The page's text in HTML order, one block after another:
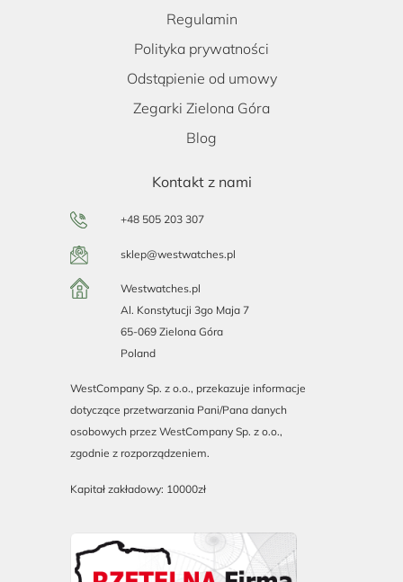
Regulamin
Polityka prywatności
Odstąpienie od umowy
Zegarki Zielona Góra
Blog
Kontakt z nami
+48 505 203 307
sklep@westwatches.pl
Westwatches.pl
Al. Konstytucji 3go Maja 7
65-069 Zielona Góra
Poland
WestCompany Sp. z o.o., przekazuje informacje
dotyczące przetwarzania Pani/Pana danych
osobowych przez WestCompany Sp. z o.o.,
zgodnie z rozporządzeniem.
Kapitał zakładowy: 10000zł